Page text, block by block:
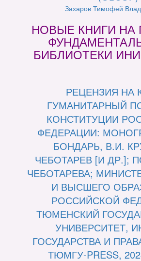
Захаров Тимофей
НОВЫЕ КНИГИ НА
БИБЛИОТЕКИ
РЕЦЕНЗИЯ НА
ГУМАНИТАРНЫЙ
КОНСТИТУЦИИ
ФЕДЕРАЦИИ:
БОНДАРЬ, В.И.
ЧЕБОТАРЕВ [И ДР.];
ЧЕБОТАРЕВА;
И ВЫСШЕГО
РОССИЙСКОЙ
ТЮМЕНСКИЙ
УНИВЕРСИТЕТ,
ГОСУДАРСТВА И
ТЮМГУ-PRESS,